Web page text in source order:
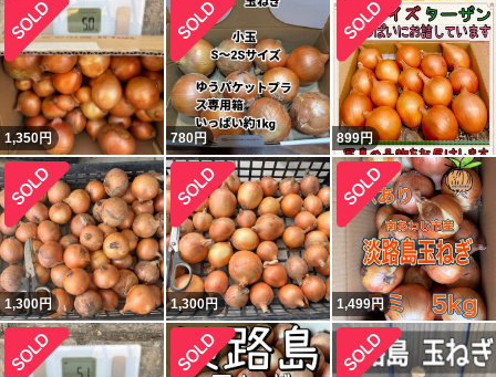
1,350円 780円 899円
1,300円 1,300円 1,499円